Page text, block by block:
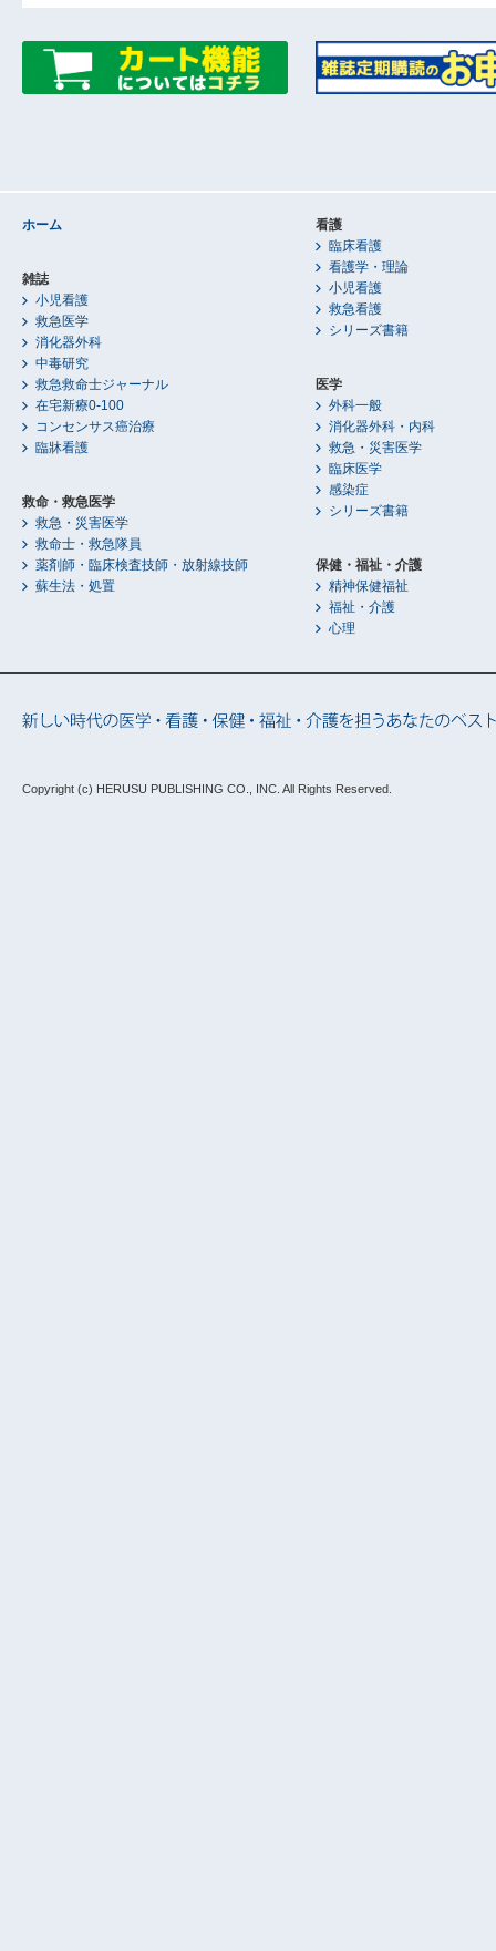
ホーム
雑誌
小児看護
救急医学
消化器外科
中毒研究
救急救命士ジャーナル
在宅新療0-100
コンセンサス癌治療
臨牀看護
救命・救急医学
救急・災害医学
救命士・救急隊員
薬剤師・臨床検査技師・放射線技師
蘇生法・処置
看護
臨床看護
看護学・理論
小児看護
救急看護
シリーズ書籍
医学
外科一般
消化器外科・内科
救急・災害医学
臨床医学
感染症
シリーズ書籍
保健・福祉・介護
精神保健福祉
福祉・介護
心理
Copyright (c) HERUSU PUBLISHING CO., INC. All Rights Reserved.